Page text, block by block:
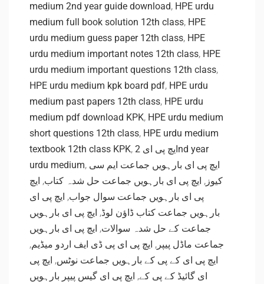
medium 2nd year guide download, HPE urdu
medium full book solution 12th class, HPE
urdu medium guess paper 12th class, HPE
urdu medium important notes 12th class, HPE
urdu medium important questions 12th class,
HPE urdu medium kpk board pdf, HPE urdu
medium past papers 12th class, HPE urdu
medium pdf download KPK, HPE urdu medium
short questions 12th class, HPE urdu medium
textbook 12th class KPK, ایچ پی ای 2nd year
urdu medium, ایچ پی ای بارہویں جماعت ایم سی
کیوز , ایچ پی ای بارہویں جماعت حل شدہ کتاب, ایچ
پی ای بارہویں جماعت سوال جواب, ایچ پی ای
بارہویں جماعت کتاب ڈاؤن لوڈ, ایچ پی ای بارہویں
جماعت کے حل شدہ سوالات, ایچ پی ای بارہویں
جماعت ماڈل پیپر , ایچ پی ای پی ڈی ایف اردو میڈیم,
ایچ پی ای کے پی کے بارہویں جماعت نوٹس, ایچ پی
ای گائیڈ کے پی کے, ایچ پی ای گیس پیپر بارہویں